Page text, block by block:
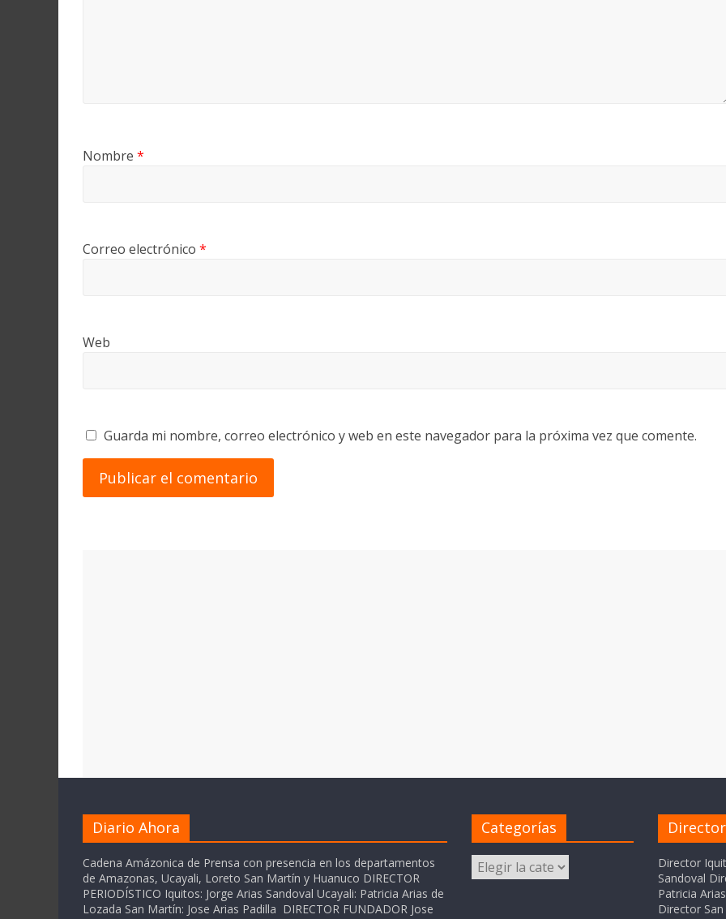
Nombre *
Correo electrónico *
Web
Guarda mi nombre, correo electrónico y web en este navegador para la próxima vez que comente.
Diario Ahora
Cadena Amázonica de Prensa con presencia en los departamentos
de Amazonas, Ucayali, Loreto San Martín y Huanuco DIRECTOR
PERIODÍSTICO Iquitos: Jorge Arias Sandoval Ucayali: Patricia Arias de
Lozada San Martín: Jose Arias Padilla DIRECTOR FUNDADOR Jose
Categorías
Categorías
Director
Sandoval
Patricia
Director